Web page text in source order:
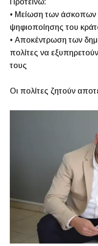
• Μείωση των άσκοπων
ψηφιοποίησης του
• Αποκέντρωση των
πολίτες να
τους
Οι πολίτες ζητούν